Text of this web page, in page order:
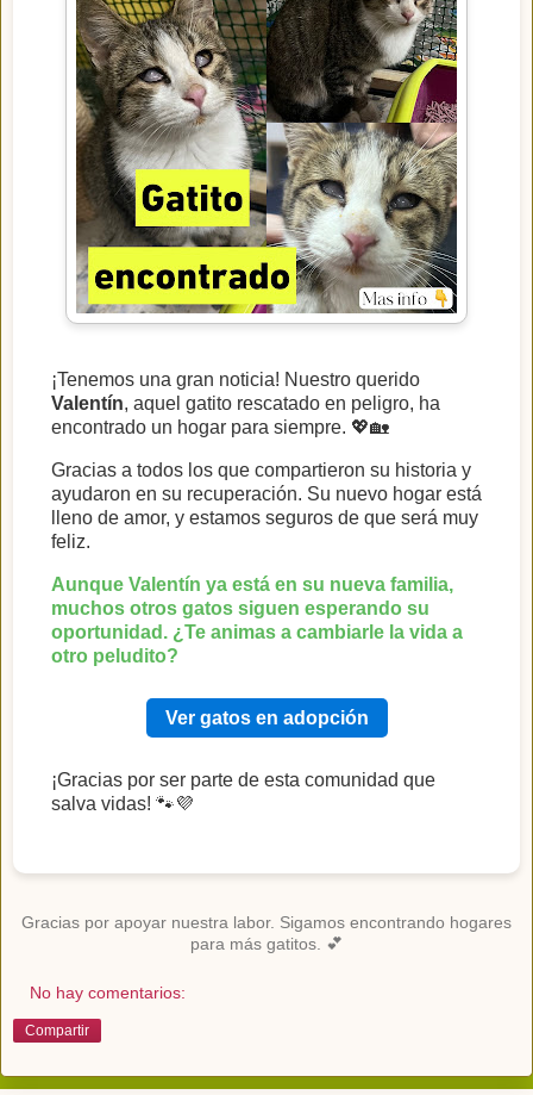
¡Tenemos una gran noticia! Nuestro querido
Valentín, aquel gatito rescatado en peligro, ha
encontrado un hogar para siempre. 💖🏡
Gracias a todos los que compartieron su historia y
ayudaron en su recuperación. Su nuevo hogar está
lleno de amor, y estamos seguros de que será muy
feliz.
Aunque Valentín ya está en su nueva familia,
muchos otros gatos siguen esperando su
oportunidad. ¿Te animas a cambiarle la vida a
otro peludito?
Ver gatos en adopción
¡Gracias por ser parte de esta comunidad que
salva vidas! 🐾💜
Gracias por apoyar nuestra labor. Sigamos encontrando hogares
para más gatitos. 💕
No hay comentarios:
Compartir